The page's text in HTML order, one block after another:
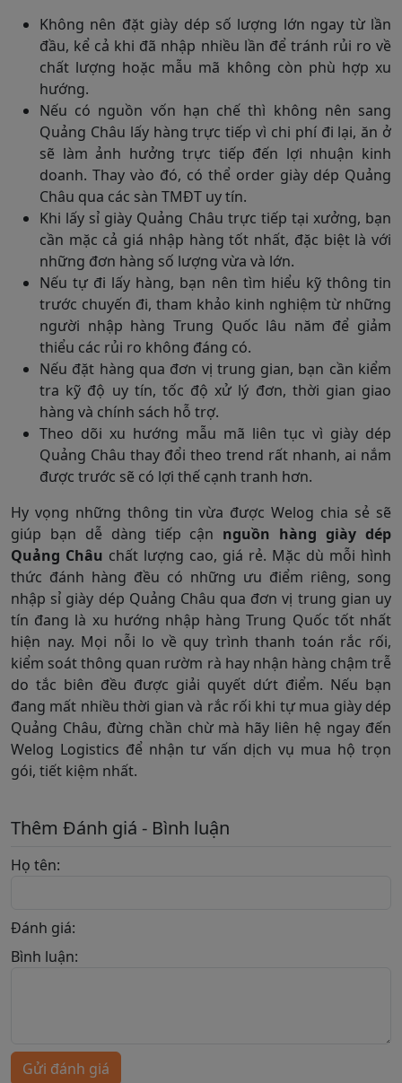
Không nên đặt giày dép số lượng lớn ngay từ lần
đầu, kể cả khi đã nhập nhiều lần để tránh rủi ro về
chất lượng hoặc mẫu mã không còn phù hợp xu
hướng.
Nếu có nguồn vốn hạn chế thì không nên sang
Quảng Châu lấy hàng trực tiếp vì chi phí đi lại, ăn ở
sẽ làm ảnh hưởng trực tiếp đến lợi nhuận kinh
doanh. Thay vào đó, có thể order giày dép Quảng
Châu qua các sàn TMĐT uy tín.
Khi lấy sỉ giày Quảng Châu trực tiếp tại xưởng, bạn
cần mặc cả giá nhập hàng tốt nhất, đặc biệt là với
những đơn hàng số lượng vừa và lớn.
Nếu tự đi lấy hàng, bạn nên tìm hiểu kỹ thông tin
trước chuyến đi, tham khảo kinh nghiệm từ những
người nhập hàng Trung Quốc lâu năm để giảm
thiểu các rủi ro không đáng có.
Nếu đặt hàng qua đơn vị trung gian, bạn cần kiểm
tra kỹ độ uy tín, tốc độ xử lý đơn, thời gian giao
hàng và chính sách hỗ trợ.
Theo dõi xu hướng mẫu mã liên tục vì giày dép
Quảng Châu thay đổi theo trend rất nhanh, ai nắm
được trước sẽ có lợi thế cạnh tranh hơn.
Hy vọng những thông tin vừa được Welog chia sẻ sẽ
giúp bạn dễ dàng tiếp cận nguồn hàng giày dép
Quảng Châu chất lượng cao, giá rẻ. Mặc dù mỗi hình
thức đánh hàng đều có những ưu điểm riêng, song
nhập sỉ giày dép Quảng Châu qua đơn vị trung gian uy
tín đang là xu hướng nhập hàng Trung Quốc tốt nhất
hiện nay. Mọi nỗi lo về quy trình thanh toán rắc rối,
kiểm soát thông quan rườm rà hay nhận hàng chậm trễ
do tắc biên đều được giải quyết dứt điểm. Nếu bạn
đang mất nhiều thời gian và rắc rối khi tự mua giày dép
Quảng Châu, đừng chần chừ mà hãy liên hệ ngay đến
Welog Logistics để nhận tư vấn dịch vụ mua hộ trọn
gói, tiết kiệm nhất.
Thêm Đánh giá - Bình luận
Họ tên:
Đánh giá:
Bình luận:
Gửi đánh giá